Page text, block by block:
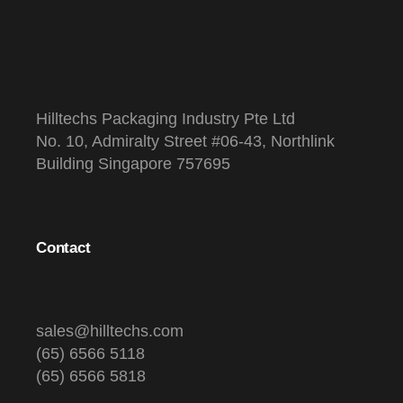
Hilltechs Packaging Industry Pte Ltd
No. 10, Admiralty Street #06-43, Northlink
Building Singapore 757695
Contact
sales@hilltechs.com
(65) 6566 5118
(65) 6566 5818